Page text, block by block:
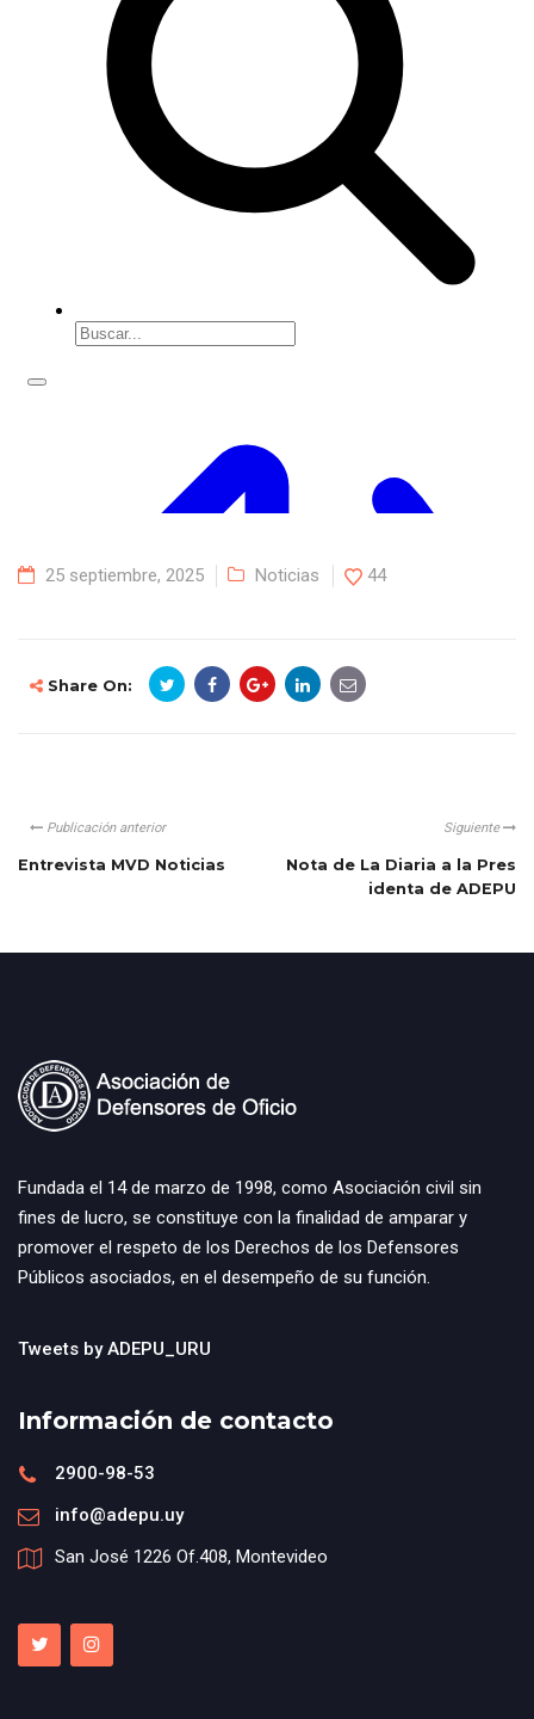
25 septiembre, 2025 Noticias 44
Share On:
Publicación anterior
Entrevista MVD Noticias
Siguiente
Nota de La Diaria a la Pres
identa de ADEPU
Fundada el 14 de marzo de 1998, como Asociación civil sin
fines de lucro, se constituye con la finalidad de amparar y
promover el respeto de los Derechos de los Defensores
Públicos asociados, en el desempeño de su función.
Tweets by ADEPU_URU
Información de contacto
2900-98-53
info@adepu.uy
San José 1226 Of.408, Montevideo